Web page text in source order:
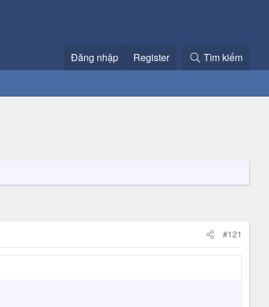
Đăng nhập Register Tìm kiếm
#121